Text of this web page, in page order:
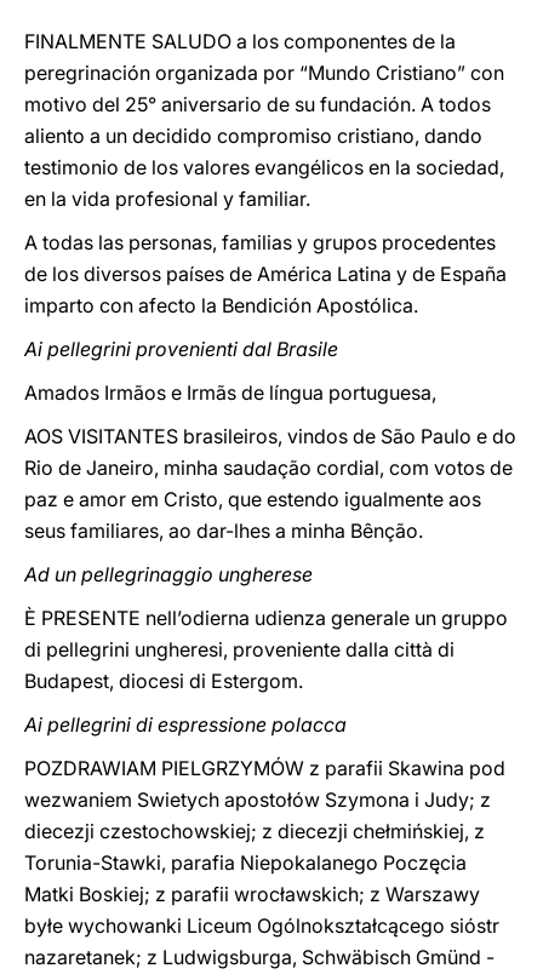
FINALMENTE SALUDO a los componentes de la
peregrinación organizada por “Mundo Cristiano” con
motivo del 25° aniversario de su fundación. A todos
aliento a un decidido compromiso cristiano, dando
testimonio de los valores evangélicos en la sociedad,
en la vida profesional y familiar.
A todas las personas, familias y grupos procedentes
de los diversos países de América Latina y de España
imparto con afecto la Bendición Apostólica.
Ai pellegrini provenienti dal Brasile
Amados Irmãos e Irmãs de língua portuguesa,
AOS VISITANTES brasileiros, vindos de São Paulo e do
Rio de Janeiro, minha saudação cordial, com votos de
paz e amor em Cristo, que estendo igualmente aos
seus familiares, ao dar-lhes a minha Bênção.
Ad un pellegrinaggio ungherese
È PRESENTE nell’odierna udienza generale un gruppo
di pellegrini ungheresi, proveniente dalla città di
Budapest, diocesi di Estergom.
Ai pellegrini di espressione polacca
POZDRAWIAM PIELGRZYMÓW z parafii Skawina pod
wezwaniem Swietych apostołów Szymona i Judy; z
diecezji czestochowskiej; z diecezji chełmińskiej, z
Torunia-Stawki, parafia Niepokalanego Poczęcia
Matki Boskiej; z parafii wrocławskich; z Warszawy
byłe wychowanki Liceum Ogólnokształcącego sióstr
nazaretanek; z Ludwigsburga, Schwäbisch Gmünd -